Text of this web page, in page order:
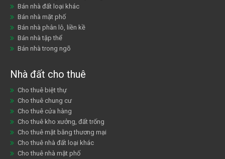
Bán nhà đất loại khác
Bán nhà mặt phố
Bán nhà phân lô, liền kề
Bán nhà tập thể
Bán nhà trong ngõ
Nhà đất cho thuê
Cho thuê biệt thự
Cho thuê chung cư
Cho thuê cửa hàng
Cho thuê kho xưởng, đất trống
Cho thuê mặt bằng thương mại
Cho thuê nhà đất loại khác
Cho thuê nhà mặt phố